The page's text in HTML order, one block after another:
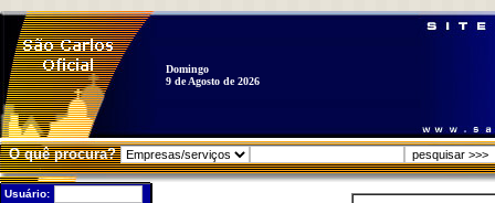
Domingo
9 de Agosto de 2026
O quê procura?
Usuário: